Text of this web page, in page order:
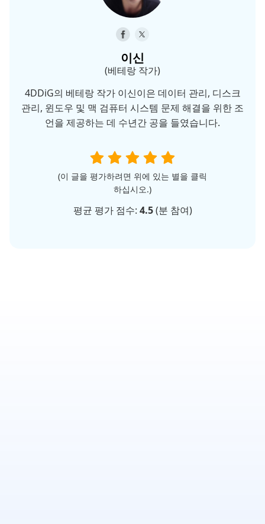
이신
(베테랑 작가)
4DDiG의 베테랑 작가 이신이은 데이터 관리, 디스크
관리, 윈도우 및 맥 검퓨터 시스템 문제 해결을 위한 조
언을 제공하는 데 수년간 공을 들였습니다.
(이 글을 평가하려면 위에 있는 별을 클릭
하십시오.)
평균 평가 점수: 4.5(분 참여)